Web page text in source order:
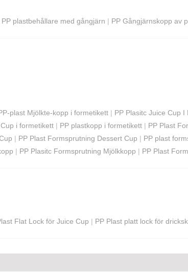
PP plastbehållare med gångjärn | PP Gångjärnskopp av
plast Mjölkte-kopp i formetikett | PP Plasitc Juice Cup I
i formetikett | PP plastkopp i formetikett | PP Plast
| PP Plast Formsprutning Dessert Cup | PP plast
| PP Plasitc Formsprutning Mjölkkopp | PP Plast
Flat Lock för Juice Cup | PP Plast platt lock för